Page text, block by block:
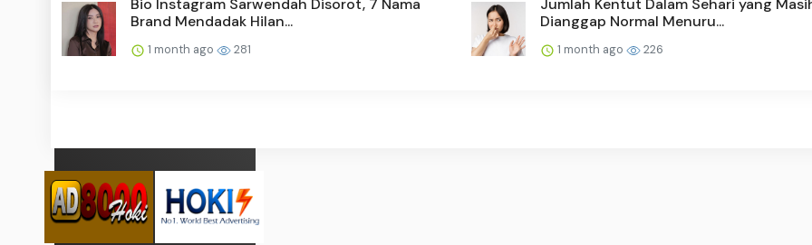
Bio Instagram Sarwendah Disorot, 7 Nama
Brand Mendadak Hilan...
1 month ago 281
Jumlah Kentut Dalam Sehari yang
Dianggap Normal Menuru...
1 month ago 226